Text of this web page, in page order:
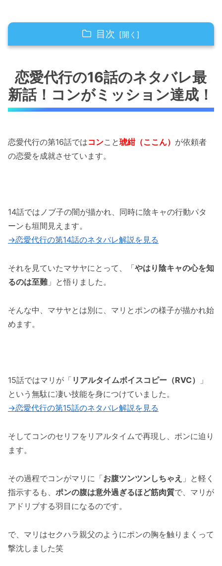
目次
ション達成！
恋愛代行の16話のネタバレ最新話！コンは家出
中！？
は出会った当初から犬猿の仲！
恋愛代行の16話のネタバレ最新話！ポンがして
戦略とは！？
「恋愛代行の第16話のネタバレ最新話！ポンの
恋愛戦略とは！？」まとめ
恋愛代行の16話のネタバレ最
新話！コンがミッション達成！
恋愛代行の第16話ではコンこと琥紺（ここん） が依頼者
の恋愛を成就させています。
14話ではノブ子の闇が描かれ、同時に陰キャの行動パタ
ーンも垣間見えます。
→恋愛代行の第14話のネタバレ解説を見る
それを見ていたマサヤにとって、「やはり陰キャの心を知
るのは至難」と悟りました。
そんな中、マサヤとは別に、マリとポンの様子が描かれ始
めます。
15話ではマリが「 リアルタイムボイスコピー（RVC）
」
という無駄に凄い技能を身につけていました。
→恋愛代行の第15話のネタバレ解説を見る
そしてコンのセリフをリアルタイムで再現し、ポンに迫り
ます。
その過程でコンがマリに「お腹ツンツンしちゃえ 」と軽く
指示するも、 ポンの腹は意外過ぎるほど筋肉質で、マリが
アドリブする羽目になるのです。
で、マリはセクハラ親父のようにポンの胸を触りまくって
撃沈しました笑